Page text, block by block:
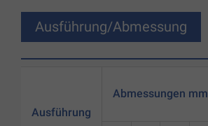
Ausführung/Abmessung
Ausführung
Abmessungen mm